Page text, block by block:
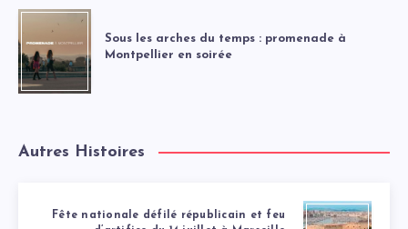
Sous les arches du temps : promenade à
Montpellier en soirée
Autres Histoires
Fête nationale défilé républicain et feu